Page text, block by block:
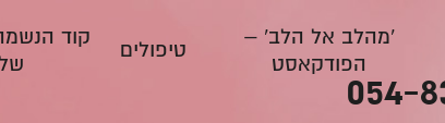
'מהלב אל הלב' –
הפודקאסט
טיפולים
קוד
054-